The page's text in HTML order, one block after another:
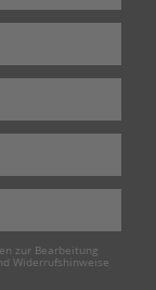
zur Bearbeitung
Widerrufshinweise